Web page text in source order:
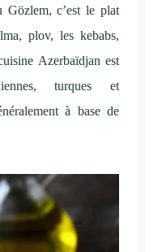
c’est le plat
plov, les kebabs,
Azerbaïdjan est
turques et
à base de